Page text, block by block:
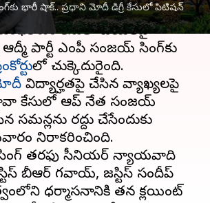
భారీ షాక్.. ప్రధాని మోదీ డిగ్రీ కేసులో పిటిషన్‌
కేసులో బెయిల్‌పై
పార్టీ ఎంపీ సంజయ్‌ సింగ్‌కు
లో చుక్కెదురైంది.
విద్యార్హతపై చేసిన వ్యాఖ్యలపై
దావా కేసులో ఆప్ నేత సంజయ్
సమన్లను రద్దు చేసేందుకు
నిరాకరించింది.
తరఫు సీనియర్ న్యాయవాది
బీఆర్ గవాయ్, జస్టిస్ సందీప్
ధర్మాసనానికి తన క్లయింట్